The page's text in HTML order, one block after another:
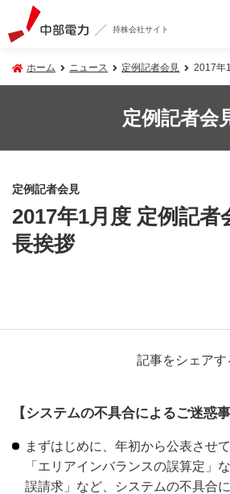
持株会社サイト
ホーム ニュース 定例記者会見 2017年
定例記者会
定例記者会見
2017年1月度 定例記
長挨拶
記事をシェアす
【システムの不具合によるご迷惑事
まずはじめに、年初から公表させ
「エリアインバランスの誤算定」
誤請求」など、システムの不具合